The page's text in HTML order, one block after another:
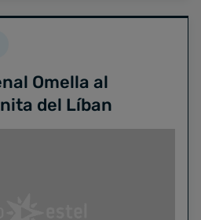
Omella al
del Líban